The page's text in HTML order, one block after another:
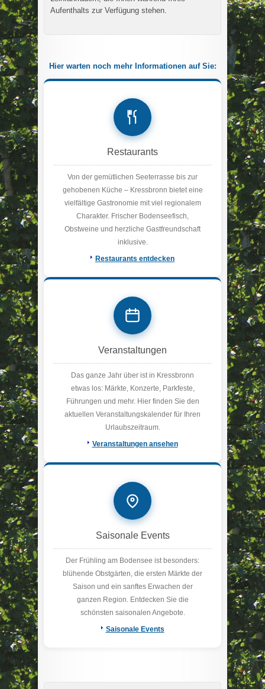
Aufenthalts zur Verfügung stehen.
Hier warten noch mehr Informationen auf Sie:
Restaurants
Von der gemütlichen Seeterrasse bis zur
gehobenen Küche – Kressbronn bietet eine
vielfältige Gastronomie mit viel regionalem
Charakter. Frischer Bodenseefisch,
Obstweine und herzliche Gastfreundschaft
inklusive.
Restaurants entdecken
Veranstaltungen
Das ganze Jahr über ist in Kressbronn
etwas los: Märkte, Konzerte, Parkfeste,
Führungen und mehr. Hier finden Sie den
aktuellen Veranstaltungskalender für Ihren
Urlaubszeitraum.
Veranstaltungen ansehen
Saisonale Events
Der Frühling am Bodensee ist besonders:
blühende Obstgärten, die ersten Märkte der
Saison und ein sanftes Erwachen der
ganzen Region. Entdecken Sie die
schönsten saisonalen Angebote.
Saisonale Events